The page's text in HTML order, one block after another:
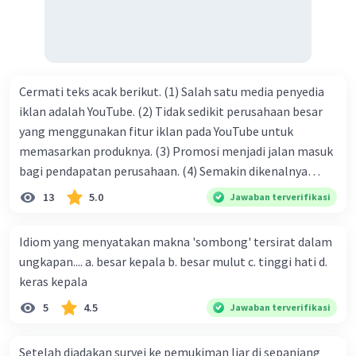
Cermati teks acak berikut. (1) Salah satu media penyedia
iklan adalah YouTube. (2) Tidak sedikit perusahaan besar
yang menggunakan fitur iklan pada YouTube untuk
memasarkan produknya. (3) Promosi menjadi jalan masuk
bagi pendapatan perusahaan. (4) Semakin dikenalnya
suatu produk oleh konsumen, semakin besar pula peluang
perusahaan kepada konsumen. Urutan yang tepat agar
menjadi teks eksposisi yang padu adalah .... A. (1)-(2)-(3)-
(4)-(5) B. (2)-(1)-(3)-(4)-(5) C. (3)-(1)-(2)-(5)-(4) D. (3)-(5)-
(4)-(1)-(2) E. (5)-(1)-(3)-(4)-(2)
13 5.0 Jawaban terverifikasi
Idiom yang menyatakan makna 'sombong' tersirat dalam
ungkapan.... a. besar kepala b. besar mulut c. tinggi hati d.
keras kepala
5 4.5 Jawaban terverifikasi
Setelah diadakan survei ke pemukiman liar di sepanjang